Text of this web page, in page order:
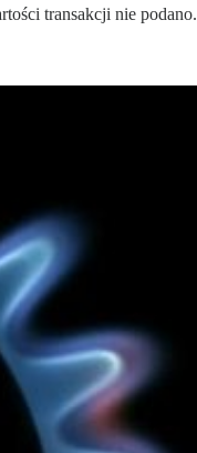
transakcji nie podano.